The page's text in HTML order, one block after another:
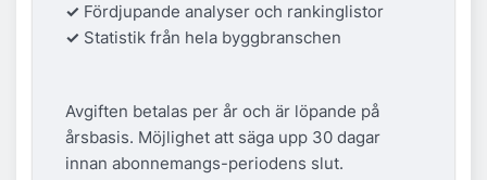
✓ Fördjupande analyser och rankinglistor
✓ Statistik från hela byggbranschen
Avgiften betalas per år och är löpande på
årsbasis. Möjlighet att säga upp 30 dagar
innan abonnemangs-periodens slut.